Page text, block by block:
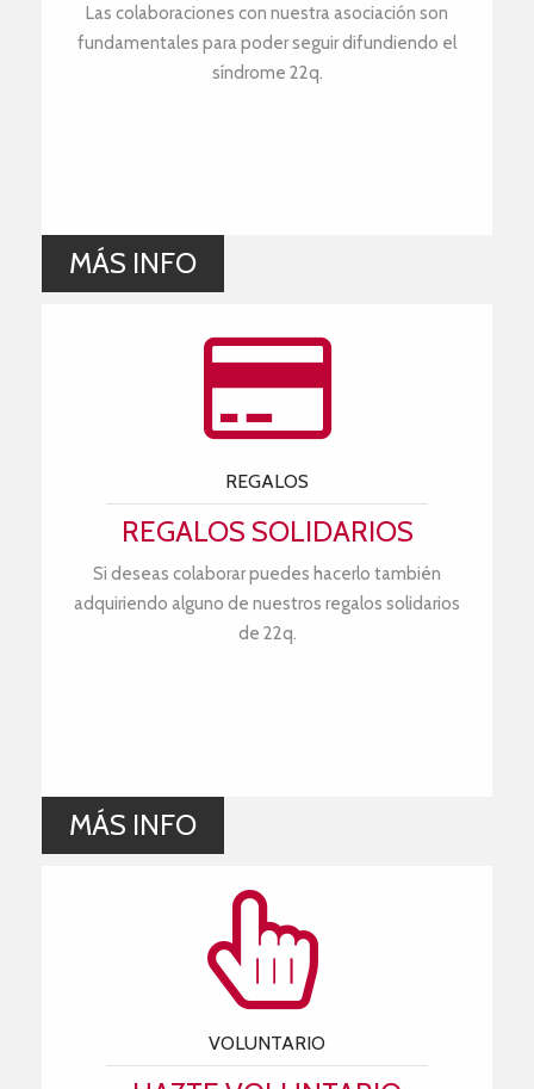
Las colaboraciones con nuestra asociación son
fundamentales para poder seguir difundiendo el
síndrome 22q.
MÁS INFO
REGALOS
REGALOS SOLIDARIOS
Si deseas colaborar puedes hacerlo también
adquiriendo alguno de nuestros regalos solidarios
de 22q.
MÁS INFO
VOLUNTARIO